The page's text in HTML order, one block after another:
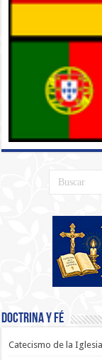
Doctrina y Fé
Catecismo de la